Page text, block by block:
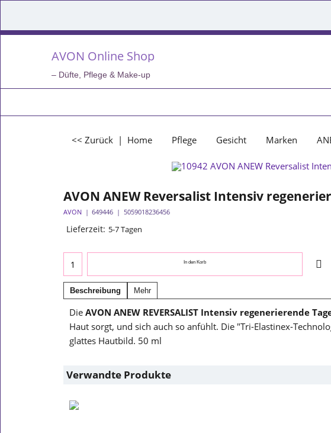
AVON Online Shop
– Düfte, Pflege & Make-up
<< Zurück | Home Pflege Gesicht Marken
AVON ANEW Reversalist Intensiv
AVON 649446 5059018236456
Lieferzeit: 5-7 Tagen
In den Korb
Beschreibung Mehr
Die AVON ANEW REVERSALIST Intensiv regenerierende
Haut sorgt, und sich auch so anfühlt. Die "Tri-Elastinex-
glattes Hautbild. 50 ml
Verwandte Produkte